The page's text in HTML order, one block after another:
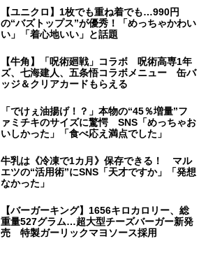
【ユニクロ】1枚でも重ね着でも…990円
の“バズトップス”が優秀！「めっちゃかわい
い」「着心地いい」と話題
【牛角】「呪術廻戦」コラボ 呪術高専1年
ズ、七海建人、五条悟コラボメニュー 缶バ
ッジ＆クリアカードもらえる
「でけぇ油揚げ！？」本物の“45％増量”フ
ァミチキのサイズに驚愕 SNS「めっちゃお
いしかった」「食べ応え満点でした」
牛乳は《冷凍で1カ月》保存できる！ マル
エツの“活用術”にSNS「天才ですか」「発想
なかった」
【バーガーキング】1656キロカロリー、総
重量527グラム…超大型チーズバーガー新発
売 特製ガーリックマヨソース採用